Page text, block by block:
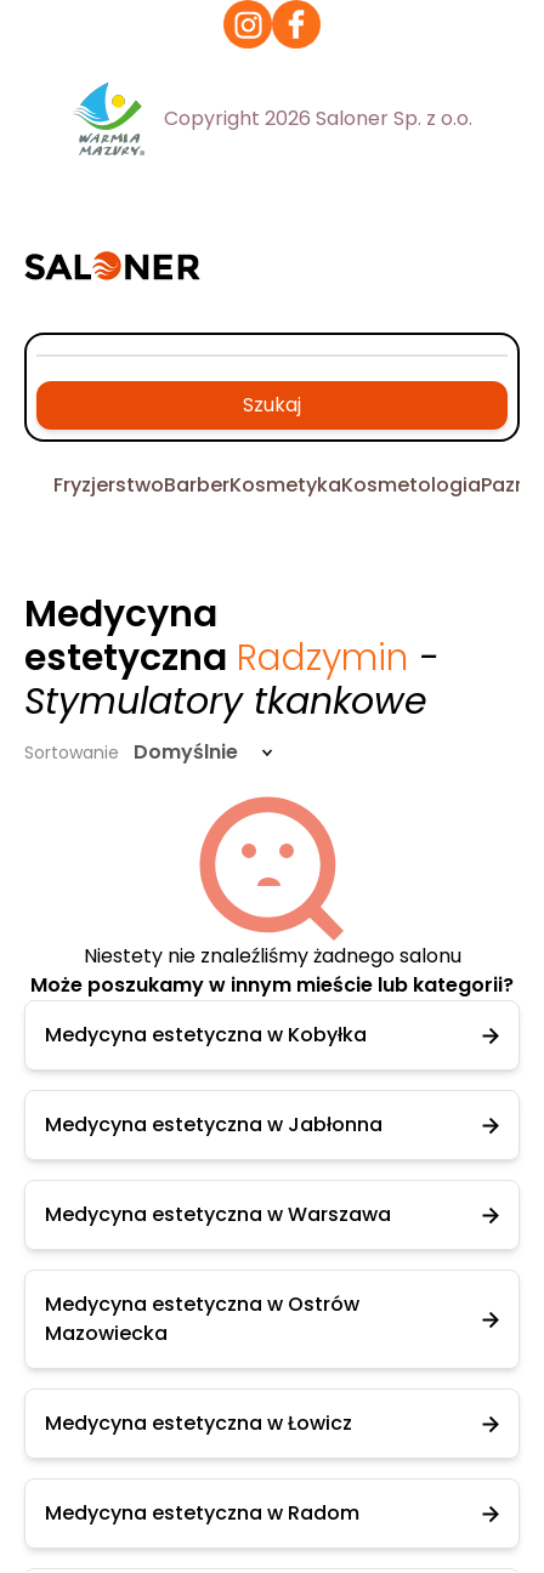
Copyright 2026 Saloner Sp. z o.o.
Szukaj
FryzjerstwoBarberKosmetykaKosmetologia
Medycyna
estetyczna Radzymin -
Stymulatory tkankowe
Sortowanie Domyślnie
Niestety nie znaleźliśmy żadnego salonu
Może poszukamy w innym mieście lub kategorii?
Medycyna estetyczna w Kobyłka
Medycyna estetyczna w Jabłonna
Medycyna estetyczna w Warszawa
Medycyna estetyczna w Ostrów
Mazowiecka
Medycyna estetyczna w Łowicz
Medycyna estetyczna w Radom